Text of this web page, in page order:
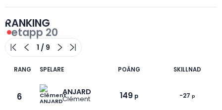
RANKING
etapp 20
RANG SPELARE POÄNG SKILLNAD
6 ANJARD
Clément 149 p -27 p